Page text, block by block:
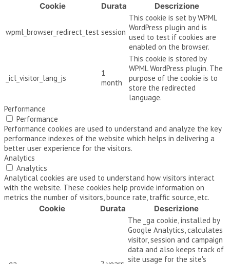
Cookie
Durata Descrizione
wpml_browser_redirect_test session
This cookie is set by WPML
WordPress plugin and is
used to test if cookies are
enabled on the browser.
_icl_visitor_lang_js
1
month
This cookie is stored by
WPML WordPress plugin. The
purpose of the cookie is to
store the redirected
language.
Performance
Performance
Performance cookies are used to understand and analyze the key
performance indexes of the website which helps in delivering a
better user experience for the visitors.
Analytics
Analytics
Analytical cookies are used to understand how visitors interact
with the website. These cookies help provide information on
metrics the number of visitors, bounce rate, traffic source, etc.
Cookie
Durata Descrizione
The _ga cookie, installed by
Google Analytics, calculates
visitor, session and campaign
data and also keeps track of
site usage for the site's